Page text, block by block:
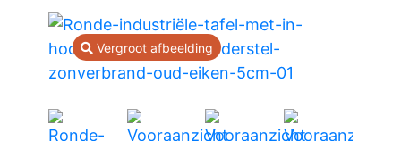
Vergroot afbeelding